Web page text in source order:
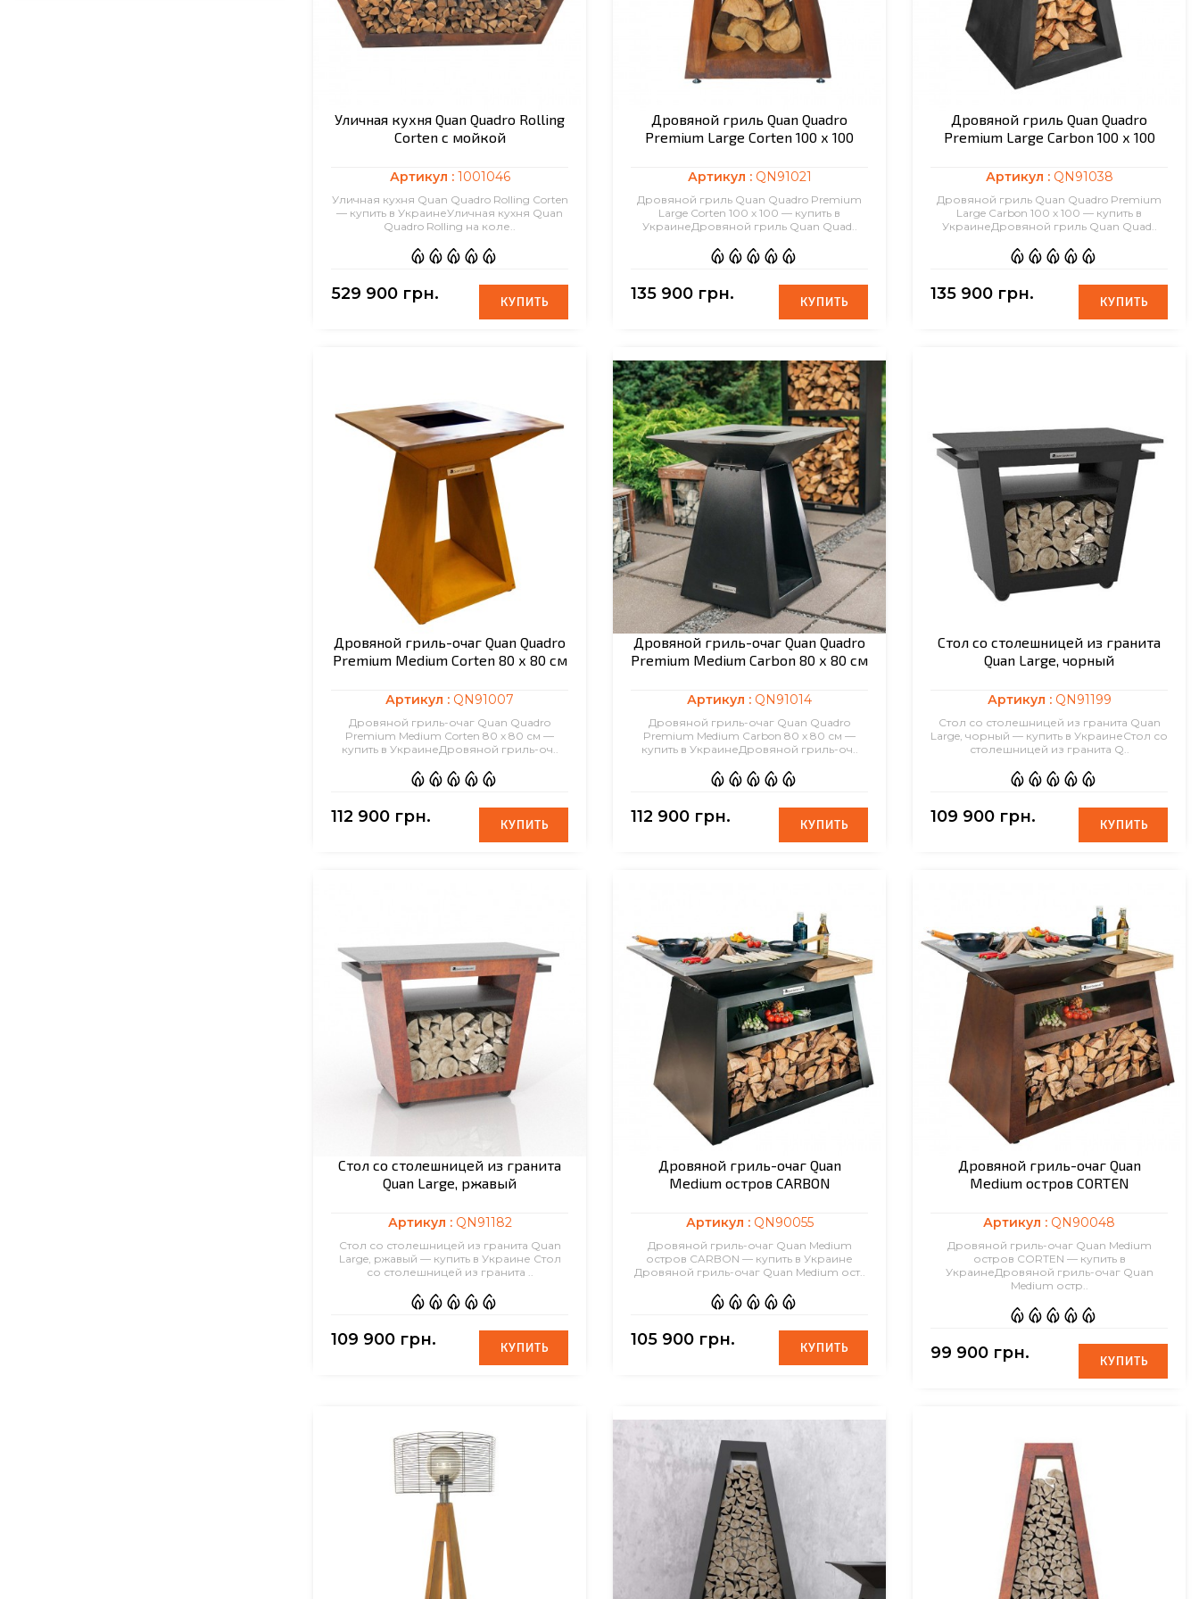
Уличная кухня Quan Quadro Rolling
Corten с мойкой
Артикул : 1001046
Уличная кухня Quan Quadro Rolling Corten
— купить в УкраинеУличная кухня Quan
Quadro Rolling на коле..
529 900 грн. КУПИТЬ
КУПИТЬ
Дровяной гриль Quan Quadro
Premium Large Corten 100 х 100
Артикул : QN91021
Дровяной гриль Quan Quadro Premium
Large Corten 100 х 100 — купить в
УкраинеДровяной гриль Quan Quad..
135 900 грн. КУПИТЬ
КУПИТЬ
Дровяной гриль Quan Quadro
Premium Large Carbon 100 х 100
Артикул : QN91038
Дровяной гриль Quan Quadro Premium
Large Carbon 100 х 100 — купить в
УкраинеДровяной гриль Quan Quad..
135 900 грн. КУПИТЬ
КУПИТЬ
Дровяной гриль-очаг Quan Quadro
Premium Medium Corten 80 х 80 см
Артикул : QN91007
Дровяной гриль-очаг Quan Quadro
Premium Medium Corten 80 х 80 см —
купить в УкраинеДровяной гриль-оч..
112 900 грн. КУПИТЬ
КУПИТЬ
Дровяной гриль-очаг Quan Quadro
Premium Medium Carbon 80 х 80 см
Артикул : QN91014
Дровяной гриль-очаг Quan Quadro
Premium Medium Carbon 80 х 80 см —
купить в УкраинеДровяной гриль-оч..
112 900 грн. КУПИТЬ
КУПИТЬ
Стол со столешницей из гранита
Quan Large, чорный
Артикул : QN91199
Стол со столешницей из гранита Quan
Large, чорный — купить в УкраинеСтол со
столешницей из гранита Q..
109 900 грн. КУПИТЬ
КУПИТЬ
Стол со столешницей из гранита
Quan Large, ржавый
Артикул : QN91182
Стол со столешницей из гранита Quan
Large, ржавый — купить в Украине Стол
со столешницей из гранита ..
109 900 грн. КУПИТЬ
КУПИТЬ
Дровяной гриль-очаг Quan
Medium остров CARBON
Артикул : QN90055
Дровяной гриль-очаг Quan Medium
остров CARBON — купить в Украине
Дровяной гриль-очаг Quan Medium ост..
105 900 грн. КУПИТЬ
КУПИТЬ
Дровяной гриль-очаг Quan
Medium остров CORTEN
Артикул : QN90048
Дровяной гриль-очаг Quan Medium
остров CORTEN — купить в
УкраинеДровяной гриль-очаг Quan
Medium остр..
99 900 грн. КУПИТЬ
КУПИТЬ